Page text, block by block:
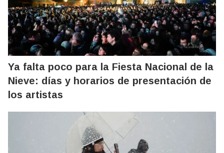
Ya falta poco para la Fiesta Nacional de la
Nieve: días y horarios de presentación de
los artistas